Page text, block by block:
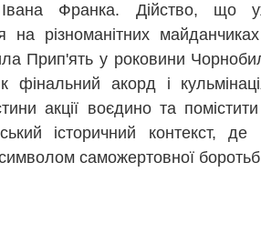
Івана Франка. Дійство, що
на різноманітних майданчиках
Прип'ять у роковини
фінальний акорд і
акції воєдино та
історичний контекст,
саможертовної